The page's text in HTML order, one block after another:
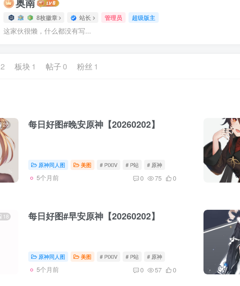
8枚徽章 站长 管理员 超级版主
这家伙很懒，什么都没有写...
2 板块 1 帖子 0 粉丝 1
20 每日好图#晚安原神【20260202】
原神同人图 美图 # PIXIV # P站 # 原神
5个月前 0 75 0
18 每日好图#早安原神【20260202】
原神同人图 美图 # PIXIV # P站 # 原神
5个月前 0 57 0